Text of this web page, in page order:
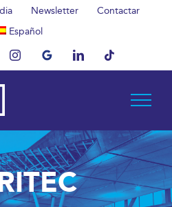
Newsletter
Contactar
Español
InstagramMyBusinessLinkedInTiktok